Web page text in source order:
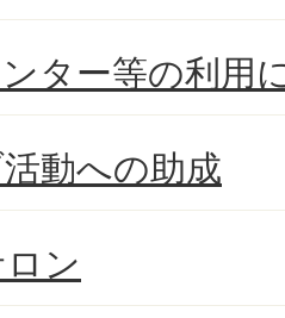
ター等の利用
動への助成
ン